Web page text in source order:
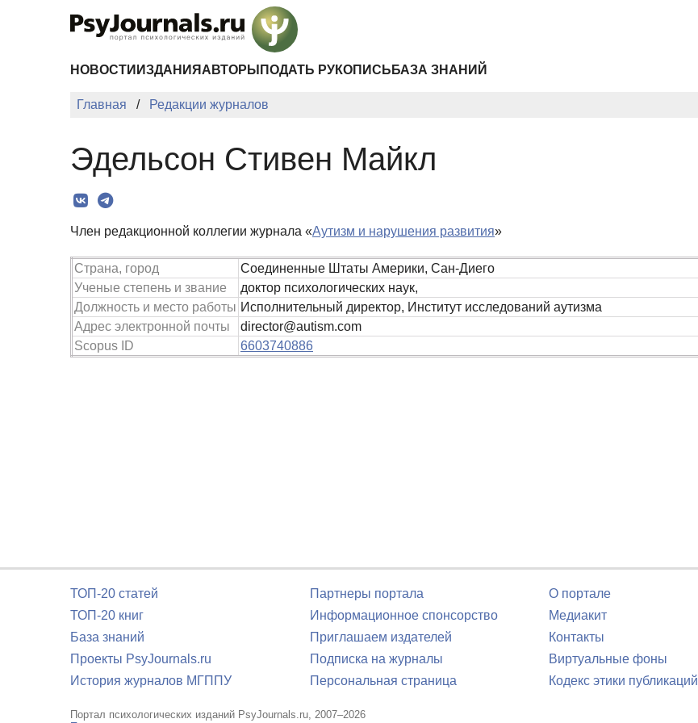
НОВОСТИ ИЗДАНИЯ АВТОРЫ ПОДАТЬ РУКОПИСЬ БАЗА ЗНАНИЙ
Главная Редакции журналов
Эдельсон Стивен Майкл
Член редакционной коллегии журнала «Аутизм и нарушения развития»
Страна, город
Соединенные Штаты Америки, Сан-Диего
Ученые степень и звание
доктор психологических наук,
Должность и место работы Исполнительный директор, Институт исследований аутизма
Адрес электронной почты
director@autism.com
Scopus ID
6603740886
ТОП-20 статей
ТОП-20 книг
База знаний
Проекты PsyJournals.ru
История журналов МГППУ
Партнеры портала
Информационное спонсорство
Приглашаем издателей
Подписка на журналы
Персональная страница
О портале
Медиакит
Контакты
Виртуальные фоны
Кодекс этики публикаций
Портал психологических изданий PsyJournals.ru, 2007–2026